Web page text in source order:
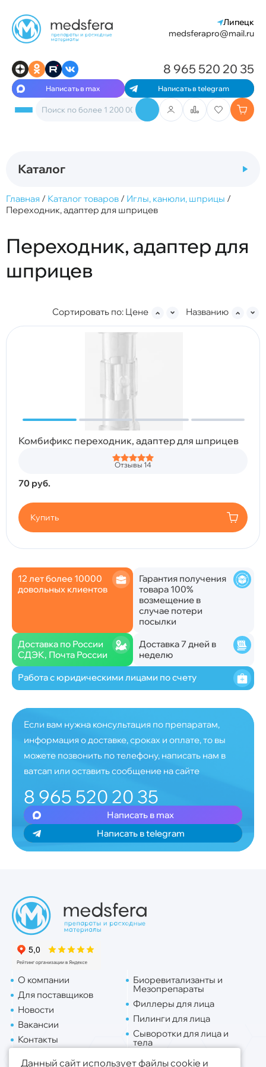
Липецк
medsferapro@mail.ru
Написать в max Написать в telegram
8 965 520 20 35
Каталог
Главная / Каталог товаров / Иглы, канюли, шприцы /
Переходник, адаптер для шприцев
Переходник, адаптер для
шприцев
Сортировать по: Цене Названию
Комбификс переходник, адаптер для шприцев
Отзывы 14
70 руб.
Купить
12 лет более 10000
довольных клиентов
Гарантия получения
товара 100%
возмещение в
случае потери
посылки
Доставка по России
СДЭК, Почта России
Доставка 7 дней в
неделю
Работа с юридическими лицами по счету
Если вам нужна консультация по препаратам,
информация о доставке, сроках и оплате, то вы
можете позвонить по телефону, написать нам в
ватсап или оставить сообщение на сайте
8 965 520 20 35
Написать в max
Написать в telegram
О компании
Для поставщиков
Новости
Вакансии
Контакты
Биоревитализанты и
Мезопрепараты
Филлеры для лица
Пилинги для лица
Сыворотки для лица и
тела
Липо. для лица
Данный сайт использует файлы cookie и